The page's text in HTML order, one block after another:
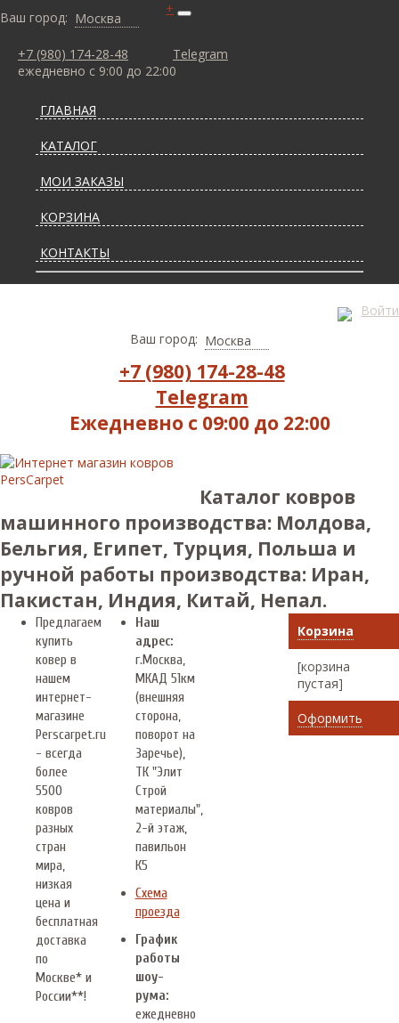
Ваш город: Москва
+7 (980) 174-28-48
Telegram
ежедневно с 9:00 до 22:00
+
ГЛАВНАЯ
КАТАЛОГ
МОИ ЗАКАЗЫ
КОРЗИНА
КОНТАКТЫ
ДОСТАВКА И ОПЛАТА
Войти
Ваш город: Москва
+7 (980) 174-28-48
Telegram
Ежедневно с 09:00 до 22:00
Каталог ковров
машинного производства: Молдова,
Бельгия, Египет, Турция, Польша и
ручной работы производства: Иран,
Пакистан, Индия, Китай, Непал.
Предлагаем
купить
ковер в
нашем
интернет-
магазине
Perscarpet.ru
- всегда
более
5500
ковров
разных
стран
мира,
низкая
цена и
бесплатная
доставка
по
Москве* и
России**!
Наш
адрес:
г.Москва
МКАД 51км
(внешняя
сторона,
поворот на
Заречье),
ТК "Элит
Строй
материалы",
2-й этаж,
павильон
К5
Схема
проезда
График
работы
шоу-
рума:
ежедневно
Корзина
[корзина
пустая]
Оформить